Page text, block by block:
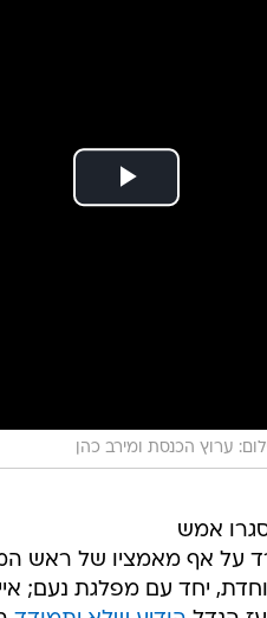
ערוץ הכנסת ומירב כהן
אמש
על אף מאמציו של ראש
יחד עם מפלגת נעם;